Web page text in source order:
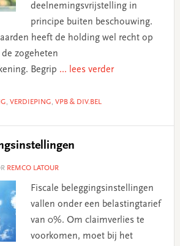
deelnemingsvrijstelling in
principe buiten beschouwing.
heeft de holding wel recht op
zogeheten
Begrip ... lees verder
, VERDIEPING, VPB & DIV.BEL
REMCO LATOUR
Fiscale beleggingsinstellingen
vallen onder een belastingtarief
van 0%. Om claimverlies te
voorkomen, moet bij het